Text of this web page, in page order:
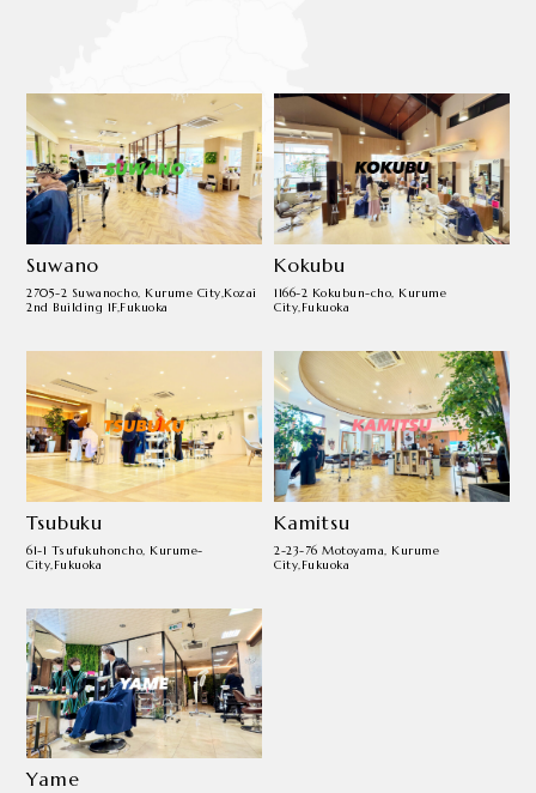
Suwano
2705-2 Suwanocho, Kurume City,Kozai
2nd Building 1F,Fukuoka
Kokubu
1166-2 Kokubun-cho, Kurume
City,Fukuoka
Tsubuku
61-1 Tsufukuhoncho, Kurume-
City,Fukuoka
Kamitsu
2-23-76 Motoyama, Kurume
City,Fukuoka
Yame